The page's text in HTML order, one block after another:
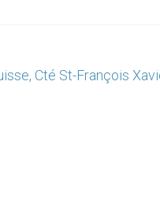
Cté St-François